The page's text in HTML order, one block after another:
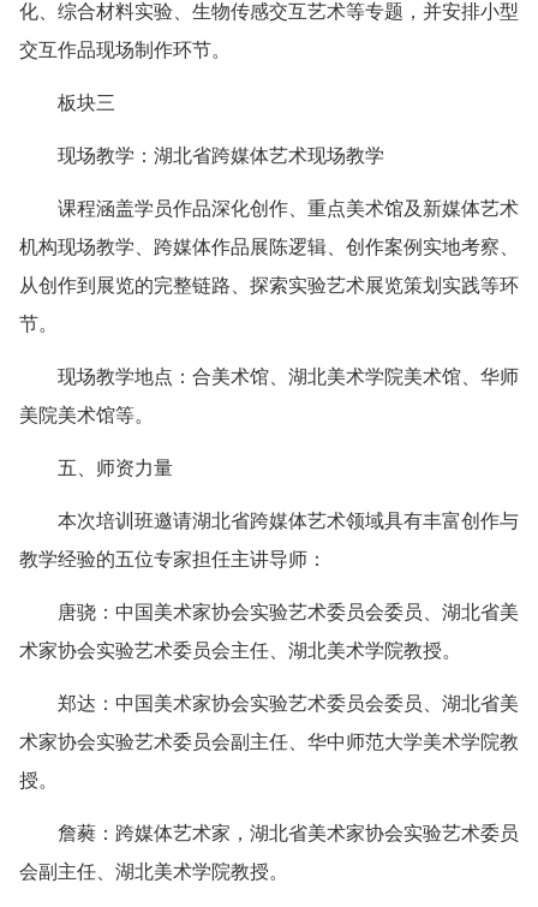
化、综合材料实验、生物传感交互艺术等专题，并安排小型
交互作品现场制作环节。
板块三
现场教学：湖北省跨媒体艺术现场教学
课程涵盖学员作品深化创作、重点美术馆及新媒体艺术
机构现场教学、跨媒体作品展陈逻辑、创作案例实地考察、
从创作到展览的完整链路、探索实验艺术展览策划实践等环
节。
现场教学地点：合美术馆、湖北美术学院美术馆、华师
美院美术馆等。
五、师资力量
本次培训班邀请湖北省跨媒体艺术领域具有丰富创作与
教学经验的五位专家担任主讲导师：
唐骁：中国美术家协会实验艺术委员会委员、湖北省美
术家协会实验艺术委员会主任、湖北美术学院教授。
郑达：中国美术家协会实验艺术委员会委员、湖北省美
术家协会实验艺术委员会副主任、华中师范大学美术学院教
授。
詹蕤：跨媒体艺术家，湖北省美术家协会实验艺术委员
会副主任、湖北美术学院教授。